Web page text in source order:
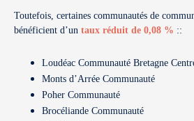
Toutefois, certaines communautés de
bénéficient d’un taux réduit de 0,08 % ::
Loudéac Communauté Bretagne
Monts d’Arrée Communauté
Poher Communauté
Brocéliande Communauté